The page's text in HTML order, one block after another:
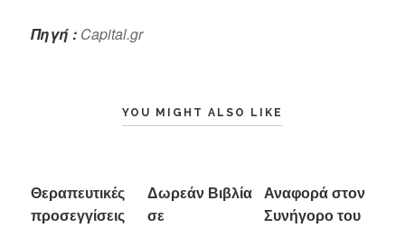
Πηγή : Capital.gr
YOU MIGHT ALSO LIKE
Θεραπευτικές
προσεγγίσεις
Δωρεάν Βιβλία
σε
Αναφορά στον
Συνήγορο του